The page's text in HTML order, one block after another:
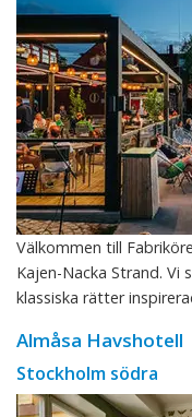
Välkommen till
Kajen-Nacka Strand. Vi
klassiska rätter
Almåsa Havshotell
Stockholm södra